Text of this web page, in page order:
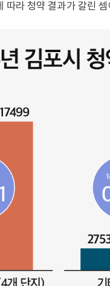
따라 청약 결과가 갈린 셈